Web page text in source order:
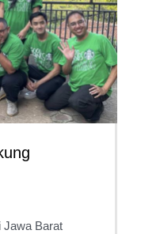
Jawa Barat